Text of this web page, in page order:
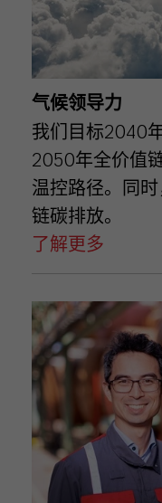
气候领导力
我们目标2040
2050年全价值
温控路径。同
链碳排放。
了解更多